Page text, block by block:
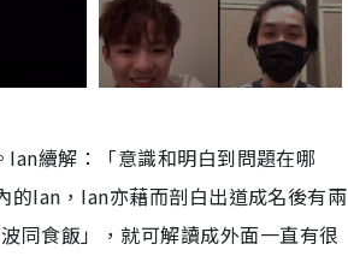
續解：「意識和明白到問題在哪
的Ian，Ian亦藉而剖白出道成名後有兩
同食飯」，就可解讀成外面一直有很